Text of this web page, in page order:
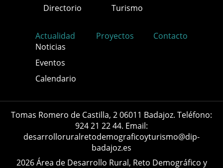
Directorio
Turismo
Actualidad
Noticias
Eventos
Calendario
Proyectos Contacto
Tomas Romero de Castilla, 2 06011 Badajoz. Teléfono:
924 21 22 44. Email:
desarrolloruralretodemograficoyturismo@dip-
badajoz.es
2026 Área de Desarrollo Rural, Reto Demográfico y